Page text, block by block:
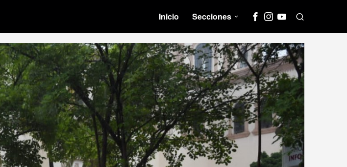
Inicio Secciones